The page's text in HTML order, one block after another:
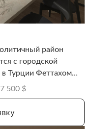
район
с городской
Турции Феттахом
из самых
«all inclusive, all
500 $